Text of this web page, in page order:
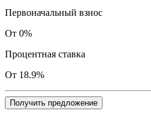
Первоначальный взнос
От 0%
Процентная ставка
От 18.9%
Получить предложение